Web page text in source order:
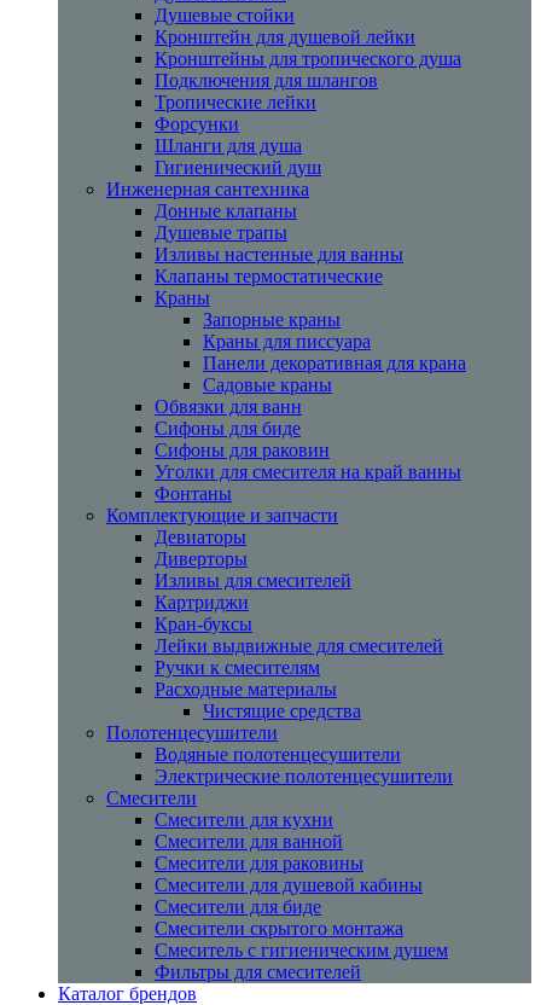
Душевые стойки
Кронштейн для душевой лейки
Кронштейны для тропического душа
Подключения для шлангов
Тропические лейки
Форсунки
Шланги для душа
Гигиенический душ
Инженерная сантехника
Донные клапаны
Душевые трапы
Изливы настенные для ванны
Клапаны термостатические
Краны
Запорные краны
Краны для писсуара
Панели декоративная для крана
Садовые краны
Обвязки для ванн
Сифоны для биде
Сифоны для раковин
Уголки для смесителя на край ванны
Фонтаны
Комплектующие и запчасти
Девиаторы
Диверторы
Изливы для смесителей
Картриджи
Кран-буксы
Лейки выдвижные для смесителей
Ручки к смесителям
Расходные материалы
Чистящие средства
Полотенцесушители
Водяные полотенцесушители
Электрические полотенцесушители
Смесители
Смесители для кухни
Смесители для ванной
Смесители для раковины
Смесители для душевой кабины
Смесители для биде
Смесители скрытого монтажа
Смеситель с гигиеническим душем
Фильтры для смесителей
Каталог брендов